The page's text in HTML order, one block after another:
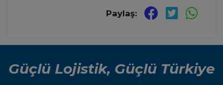
Paylaş:
Güçlü Lojistik, Güçlü Türkiye